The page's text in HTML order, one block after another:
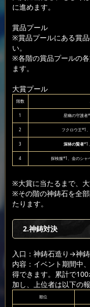
に進めます。
賞品プール
※賞品プールにある賞
い。
※各階の賞品プールの
ます。
大賞プール
階数
1 星幽の守護者
2 フクロウ王*1
3 深林の賢者*1
4 探検服*1、金のシャ
※大賞に当たるまで、大
※その階の神鋳石を全
たります。
2.神鋳対決
入口：神鋳石造り →神
内容：イベント期間中
得できます。累計で
加し、上位者は以下の
順位